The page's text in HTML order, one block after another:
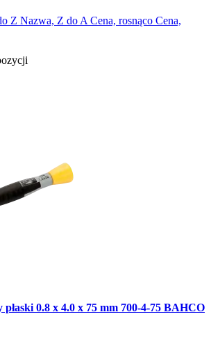
Z Nazwa, Z do ACena, rosnąco Cena,
0.8 x 4.0 x 75 mm 700-4-75 BAHCO